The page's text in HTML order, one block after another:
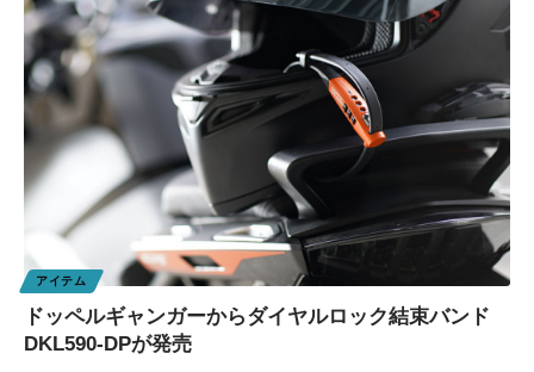
アイテム
ドッペルギャンガーからダイヤルロック結束バンド
DKL590-DPが発売